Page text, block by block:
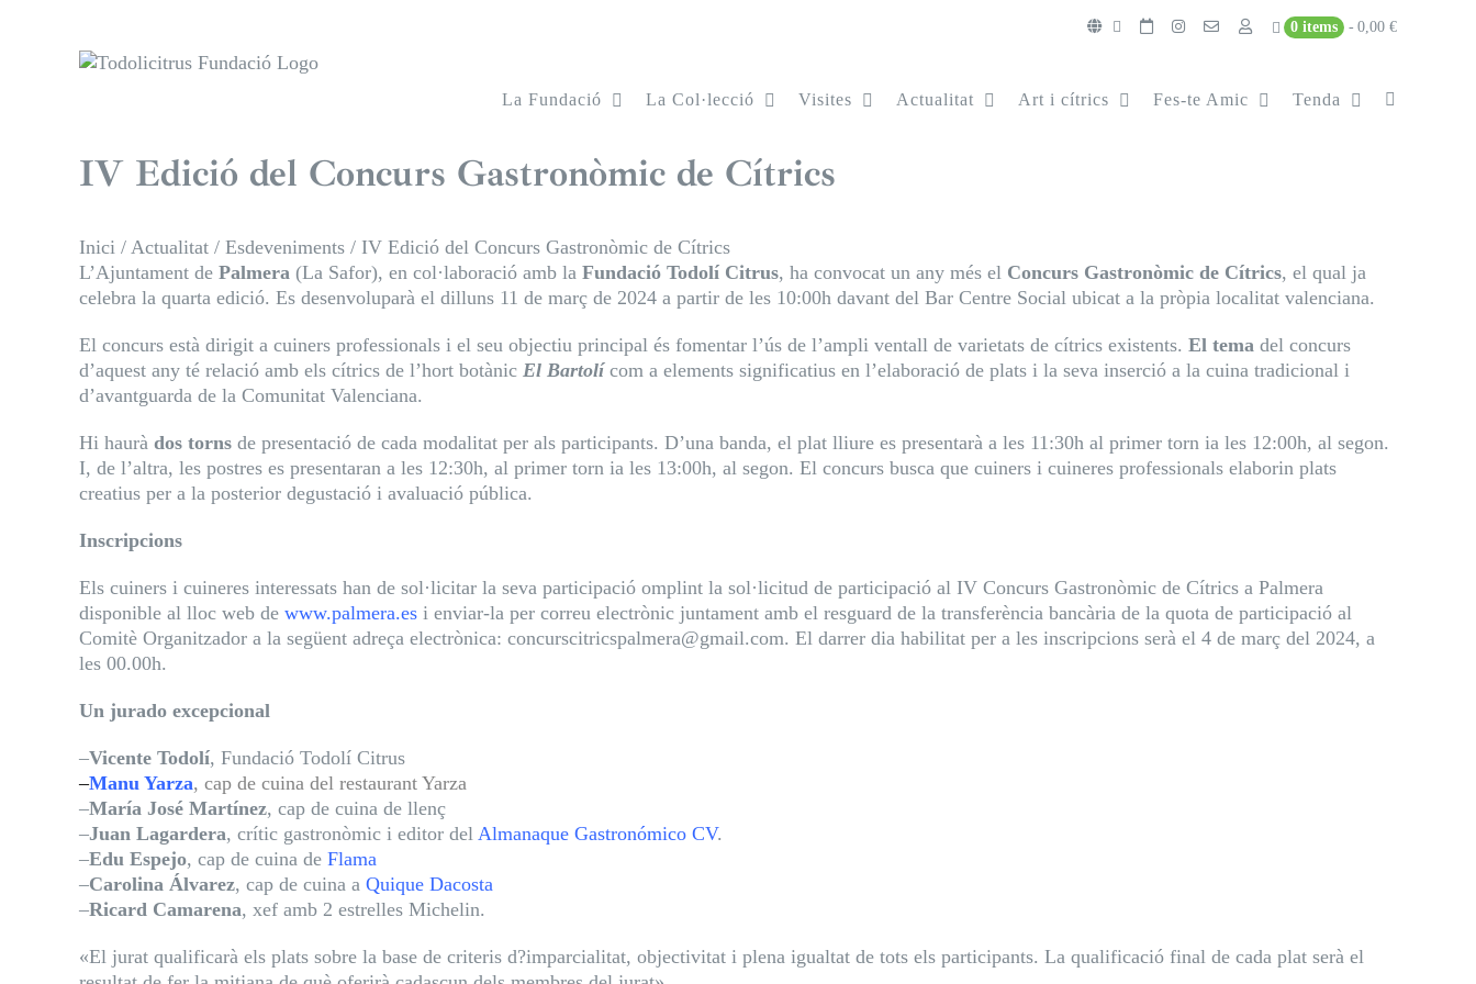
0 items 0,00 €
La Fundació La Col·lecció Visites Actualitat Art i cítrics Fes-te Amic Tenda
IV Edició del Concurs Gastronòmic de Cítrics
Inici / Actualitat / Esdeveniments / IV Edició del Concurs Gastronòmic de Cítrics
L’Ajuntament de Palmera(La Safor), en col·laboració amb la Fundació Todolí Citrus, ha convocat un any més el Concurs Gastronòmic de Cítrics, el qual ja
celebra la quarta edició. Es desenvoluparà el dilluns 11 de març de 2024 a partir de les 10:00h davant del Bar Centre Social ubicat a la pròpia localitat valenciana.
El concurs està dirigit a cuiners professionals i el seu objectiu principal és fomentar l’ús de l’ampli ventall de varietats de cítrics existents. El tema del concurs
d’aquest any té relació amb els cítrics de l’hort botànic El Bartolícom a elements significatius en l’elaboració de plats i la seva inserció a la cuina tradicional i
d’avantguarda de la Comunitat Valenciana.
Hi haurà dos tornsde presentació de cada modalitat per als participants. D’una banda, el plat lliure es presentarà a les 11:30h al primer torn ia les 12:00h, al segon.
I, de l’altra, les postres es presentaran a les 12:30h, al primer torn ia les 13:00h, al segon. El concurs busca que cuiners i cuineres professionals elaborin plats
creatius per a la posterior degustació i avaluació pública.
Inscripcions
Els cuiners i cuineres interessats han de sol·licitar la seva participació omplint la sol·licitud de participació al IV Concurs Gastronòmic de Cítrics a Palmera
disponible al lloc web de www.palmera.esi enviar-la per correu electrònic juntament amb el resguard de la transferència bancària de la quota de participació al
Comitè Organitzador a la següent adreça electrònica: concurscitricspalmera@gmail.com. El darrer dia habilitat per a les inscripcions serà el 4 de març del 2024, a
les 00.00h.
Un jurado excepcional
–Vicente Todolí, Fundació Todolí Citrus
–Manu Yarza, cap de cuina del restaurant Yarza
–María José Martínez, cap de cuina de llenç
–Juan Lagardera, crític gastronòmic i editor del Almanaque Gastronómico CV.
–Edu Espejo, cap de cuina de Flama
–Carolina Álvarez, cap de cuina a Quique Dacosta
–Ricard Camarena, xef amb 2 estrelles Michelin.
«El jurat qualificarà els plats sobre la base de criteris d?imparcialitat, objectivitat i plena igualtat de tots els participants. La qualificació final de cada plat serà el